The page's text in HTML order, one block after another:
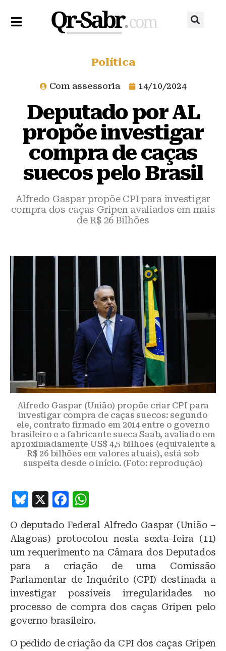
Política
Com assessoria 14/10/2024
Deputado por AL
propõe investigar
compra de caças
suecos pelo Brasil
Alfredo Gaspar propõe CPI para investigar
compra dos caças Gripen avaliados em mais
de R$ 26 Bilhões
Alfredo Gaspar (União) propõe criar CPI para
investigar compra de caças suecos: segundo
ele, contrato firmado em 2014 entre o governo
brasileiro e a fabricante sueca Saab, avaliado em
aproximadamente US$ 4,5 bilhões (equivalente a
R$ 26 bilhões em valores atuais), está sob
suspeita desde o início. (Foto: reprodução)
B
e
s
k
y
X
F
c
e
b
o
o
k
at
s
A
p
p
O deputado Federal Alfredo Gaspar (União –
Alagoas) protocolou nesta sexta-feira (11)
um requerimento na Câmara dos Deputados
para a criação de uma Comissão
Parlamentar de Inquérito (CPI) destinada a
investigar possíveis irregularidades no
processo de compra dos caças Gripen pelo
governo brasileiro.
O pedido de criação da CPI dos caças Gripen